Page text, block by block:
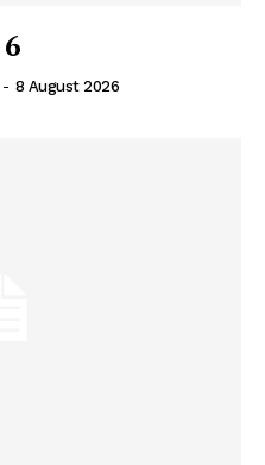
- 8 August 2026